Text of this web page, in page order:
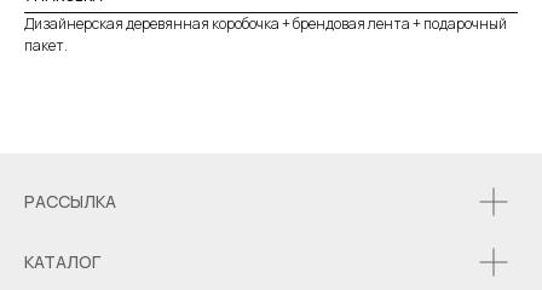
Дизайнерская деревянная коробочка + брендовая лента + подарочный
пакет.
РАССЫЛКА
КАТАЛОГ